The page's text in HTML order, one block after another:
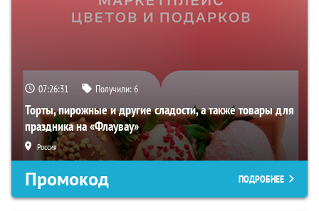
07:26:30 Получили:6
Торты, пирожные и другие сладости, а также товары для
праздника на «Флаувау»
Россия
Промокод ПОДРОБНЕЕ